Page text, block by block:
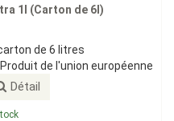
1l (Carton de 6l)
de 6 litres
de l'union européenne
Détail